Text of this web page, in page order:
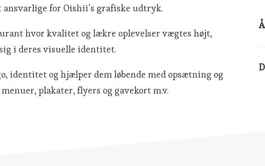
for Oishii’s grafiske udtryk.
hvor kvalitet og lækre oplevelser vægtes højt,
i deres visuelle identitet.
identitet og hjælper dem løbende med opsætning og
plakater, flyers og gavekort m.v.